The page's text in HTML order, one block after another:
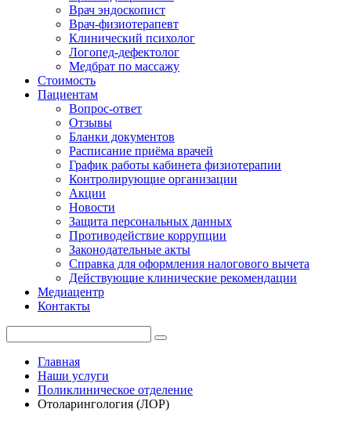
Врач эндоскопист
Врач-физиотерапевт
Клинический психолог
Логопед-дефектолог
Медбрат по массажу
Стоимость
Пациентам
Вопрос-ответ
Отзывы
Бланки документов
Расписание приёма врачей
График работы кабинета физиотерапии
Контролирующие организации
Акции
Новости
Защита персональных данных
Противодействие коррупции
Законодательные акты
Справка для оформления налогового вычета
Действующие клинические рекомендации
Медиацентр
Контакты
Главная
Наши услуги
Поликлиническое отделение
Отоларингология (ЛОР)